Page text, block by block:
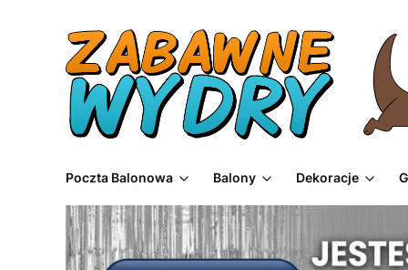
Poczta Balonowa Balony Dekoracje